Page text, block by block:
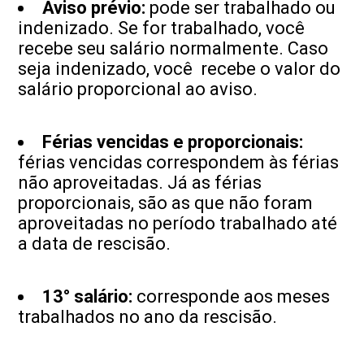
Aviso prévio: pode ser trabalhado ou
indenizado. Se for trabalhado, você
recebe seu salário normalmente. Caso
seja indenizado, você recebe o valor do
salário proporcional ao aviso.
Férias vencidas e proporcionais:
férias vencidas correspondem às férias
não aproveitadas. Já as férias
proporcionais, são as que não foram
aproveitadas no período trabalhado até
a data de rescisão.
13° salário: corresponde aos meses
trabalhados no ano da rescisão.